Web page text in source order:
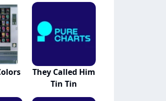
They Called Him
Tin Tin